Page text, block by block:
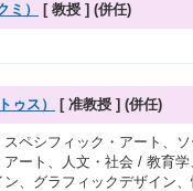
） [ 教授 ] (併任)
ス） [ 准教授 ] (併任)
ペシフィック・アート、
ート、人文・社会 / 教育学
、グラフィックデザイン